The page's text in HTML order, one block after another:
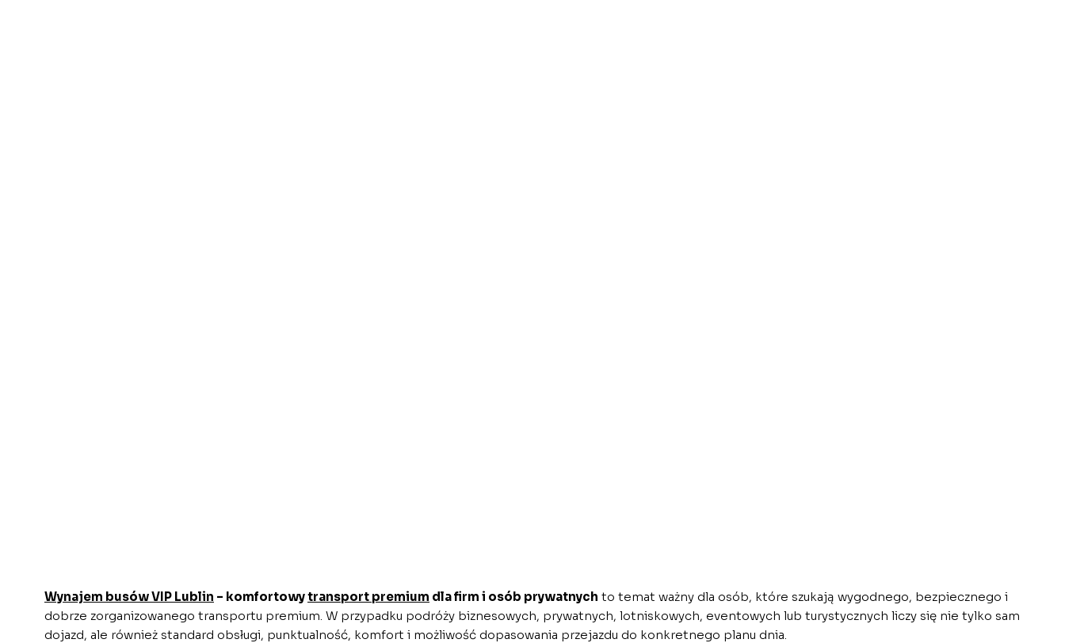
Wynajem busów VIP Lublin – komfortowytransport premium dla firm i osób prywatnych to temat ważny dla osób, które szukają wygodnego, bezpiecznego i
dobrze zorganizowanego transportu premium. W przypadku podróży biznesowych, prywatnych, lotniskowych, eventowych lub turystycznych liczy się nie tylko sam
dojazd, ale również standard obsługi, punktualność, komfort i możliwość dopasowania przejazdu do konkretnego planu dnia.